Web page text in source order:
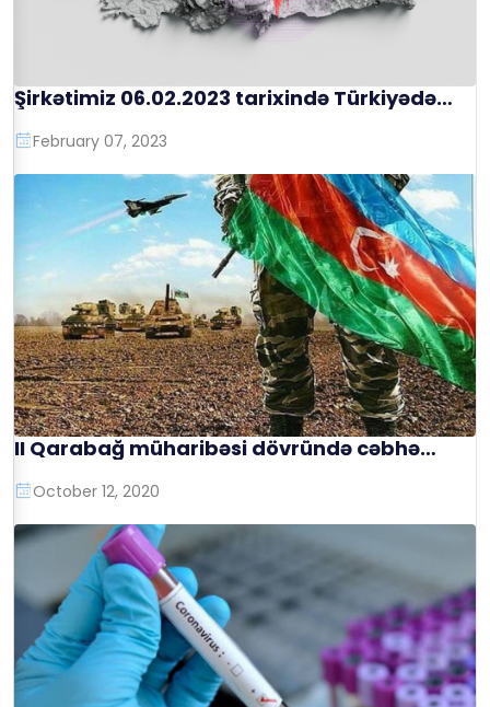
Şirkətimiz 06.02.2023 tarixində Türkiyədə
yardımı göndərmişdir
February 07, 2023
II Qarabağ müharibəsi dövründə cəbhə
göndərilməsi və Azərbaycan Ordusuna
dəstək tədbirlərinin keçirilməsi
October 12, 2020